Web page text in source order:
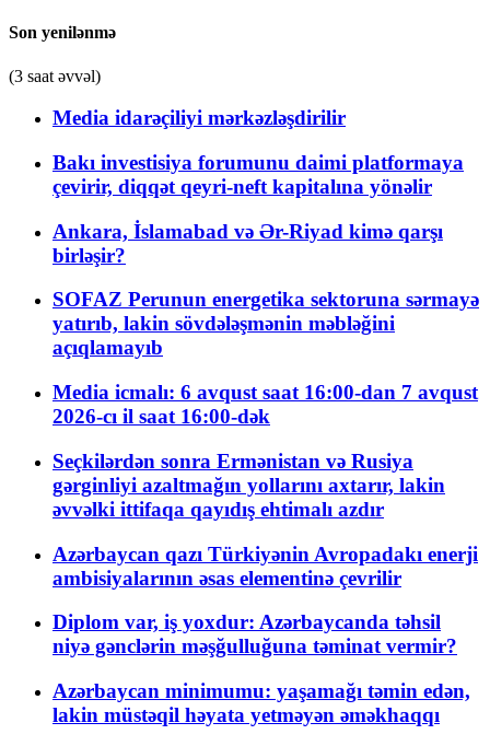
Son yenilənmə
(3 saat əvvəl)
Media idarəçiliyi mərkəzləşdirilir
Bakı investisiya forumunu daimi platformaya
çevirir, diqqət qeyri-neft kapitalına yönəlir
Ankara, İslamabad və Ər-Riyad kimə qarşı
birləşir?
SOFAZ Perunun energetika sektoruna sərmayə
yatırıb, lakin sövdələşmənin məbləğini
açıqlamayıb
Media icmalı: 6 avqust saat 16:00-dan 7 avqust
2026-cı il saat 16:00-dək
Seçkilərdən sonra Ermənistan və Rusiya
gərginliyi azaltmağın yollarını axtarır, lakin
əvvəlki ittifaqa qayıdış ehtimalı azdır
Azərbaycan qazı Türkiyənin Avropadakı enerji
ambisiyalarının əsas elementinə çevrilir
Diplom var, iş yoxdur: Azərbaycanda təhsil
niyə gənclərin məşğulluğuna təminat vermir?
Azərbaycan minimumu: yaşamağı təmin edən,
lakin müstəqil həyata yetməyən əməkhaqqı